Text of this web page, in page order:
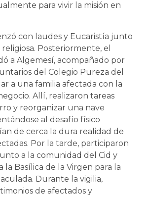
para vivir la misión en
con laudes y Eucaristía junto
Posteriormente, el
a Algemesí, acompañado por
del Colegio Pureza del
a una familia afectada con la
Allí, realizaron tareas
y reorganizar una nave
al desafío físico
de cerca la dura realidad de
Por la tarde, participaron
a la comunidad del Cid y
la Basílica de la Virgen para la
Durante la vigilia,
de afectados y